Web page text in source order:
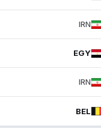
IRN
EGY
IRN
BEL